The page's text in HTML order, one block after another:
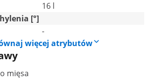
16 l
[°]
-
więcej atrybutów
mięsa